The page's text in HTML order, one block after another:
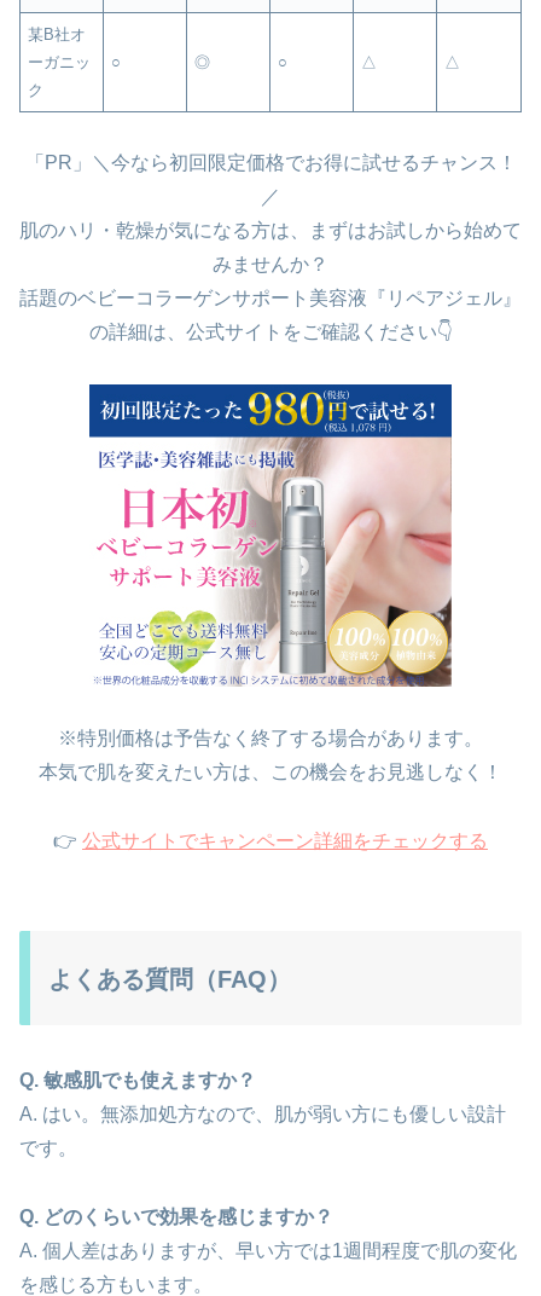
某B社オ
ーガニッ
ク
○ ◎ ○ △ △
「PR」＼今なら初回限定価格でお得に試せるチャンス！
／
肌のハリ・乾燥が気になる方は、まずはお試しから始めて
みませんか？
話題のベビーコラーゲンサポート美容液『リペアジェル』
の詳細は、公式サイトをご確認ください👇
※特別価格は予告なく終了する場合があります。
本気で肌を変えたい方は、この機会をお見逃しなく！
👉 公式サイトでキャンペーン詳細をチェックする
よくある質問（FAQ）
Q. 敏感肌でも使えますか？
A. はい。無添加処方なので、肌が弱い方にも優しい設計
です。
Q. どのくらいで効果を感じますか？
A. 個人差はありますが、早い方では1週間程度で肌の変化
を感じる方もいます。